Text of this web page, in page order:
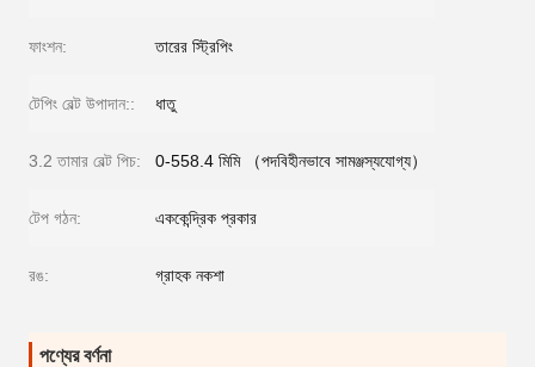
ফাংশন: তারের স্ট্রিপিং
টেপিং বেল্ট উপাদান:: ধাতু
3.2 তামার বেল্ট পিচ: 0-558.4 মিমি （পদবিহীনভাবে সামঞ্জস্যযোগ্য）
টেপ গঠন: এককেন্দ্রিক প্রকার
রঙ: গ্রাহক নকশা
পণ্যের বর্ণনা